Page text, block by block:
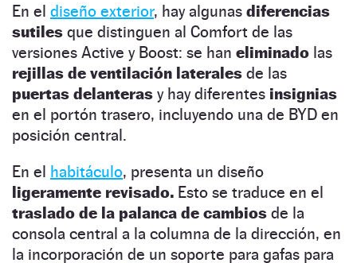
En el diseño exterior, hay algunas diferencias
sutiles que distinguen al Comfort de las
versiones Active y Boost: se han eliminado las
rejillas de ventilación laterales de las
puertas delanteras y hay diferentes insignias
en el portón trasero, incluyendo una de BYD en
posición central.
En el habitáculo, presenta un diseño
ligeramente revisado. Esto se traduce en el
traslado de la palanca de cambios de la
consola central a la columna de la dirección, en
la incorporación de un soporte para gafas para